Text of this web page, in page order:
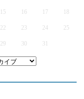
15 16 17
22 23 24 25
29 30 31